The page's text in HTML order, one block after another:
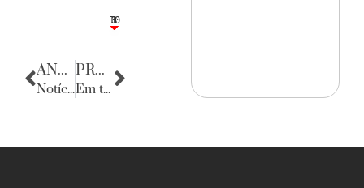
3
1
1
3
10
ANTERIOR
Notícias da Bahia
PRÓXIMA
Em tempo de festa